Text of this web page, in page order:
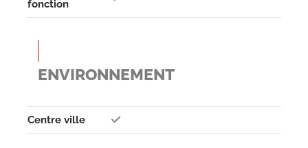
fonction
ENVIRONNEMENT
Centre ville